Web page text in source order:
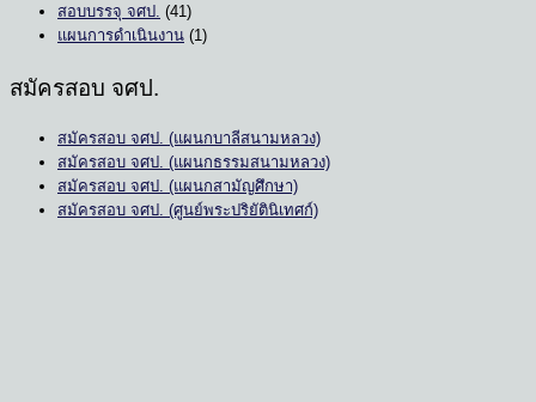
สอบบรรจุ จศป.
(41)
แผนการดำเนินงาน (1)
สมัครสอบ จศป.
สมัครสอบ จศป. (แผนกบาลีสนามหลวง)
สมัครสอบ จศป. (แผนกธรรมสนามหลวง)
สมัครสอบ จศป. (แผนกสามัญศึกษา)
สมัครสอบ จศป. (ศูนย์พระปริยัตินิเทศก์)